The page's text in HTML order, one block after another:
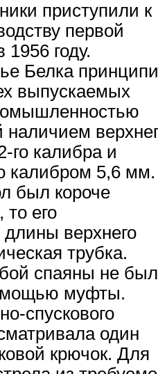
приступили к
первой
году.
Белка
выпускаемых
наличием
го калибра и
калибром 5,6 мм.
был короче
то его
верхнего
трубка.
спаяны не
муфты.
спускового
один
крючок. Для